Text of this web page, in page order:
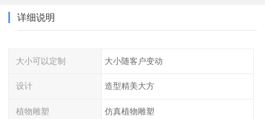
详细说明
大小可以定制 大小随客户变动
设计 造型精美大方
植物雕塑 仿真植物雕塑